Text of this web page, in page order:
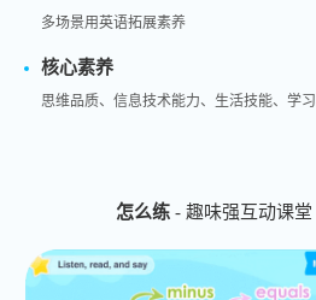
多场景用英语拓展素养
核心素养
思维品质、信息技术能力、生活技能、学
怎么练- 趣味强互动课堂